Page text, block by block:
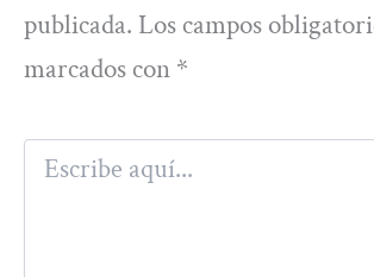
publicada. Los campos
marcados con *
Escribe
aquí...